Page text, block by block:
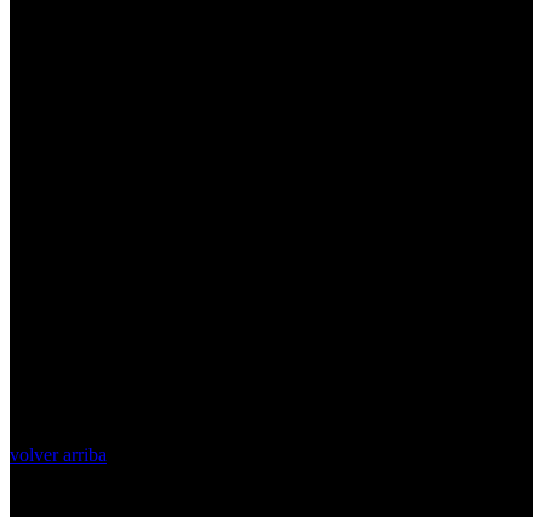
volver arriba